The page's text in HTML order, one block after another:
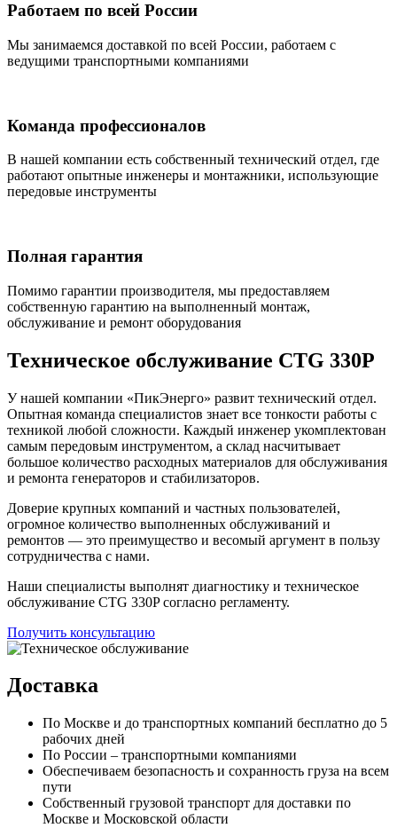
Работаем по всей России
Мы занимаемся доставкой по всей России, работаем с
ведущими транспортными компаниями
Команда профессионалов
В нашей компании есть собственный технический отдел, где
работают опытные инженеры и монтажники, использующие
передовые инструменты
Полная гарантия
Помимо гарантии производителя, мы предоставляем
собственную гарантию на выполненный монтаж,
обслуживание и ремонт оборудования
Техническое обслуживание CTG 330P
У нашей компании «ПикЭнерго» развит технический отдел.
Опытная команда специалистов знает все тонкости работы с
техникой любой сложности. Каждый инженер укомплектован
самым передовым инструментом, а склад насчитывает
большое количество расходных материалов для обслуживания
и ремонта генераторов и стабилизаторов.
Доверие крупных компаний и частных пользователей,
огромное количество выполненных обслуживаний и
ремонтов — это преимущество и весомый аргумент в пользу
сотрудничества с нами.
Наши специалисты выполнят диагностику и техническое
обслуживание CTG 330P согласно регламенту.
Получить консультацию
Доставка
По Москве и до транспортных компаний бесплатно до 5
рабочих дней
По России – транспортными компаниями
Обеспечиваем безопасность и сохранность груза на всем
пути
Собственный грузовой транспорт для доставки по
Москве и Московской области